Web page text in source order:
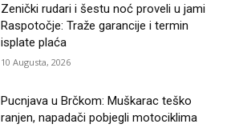
Zenički rudari i šestu noć proveli u jami
Raspotočje: Traže garancije i termin
isplate plaća
10 Augusta, 2026
Pucnjava u Brčkom: Muškarac teško
ranjen, napadači pobjegli motociklima